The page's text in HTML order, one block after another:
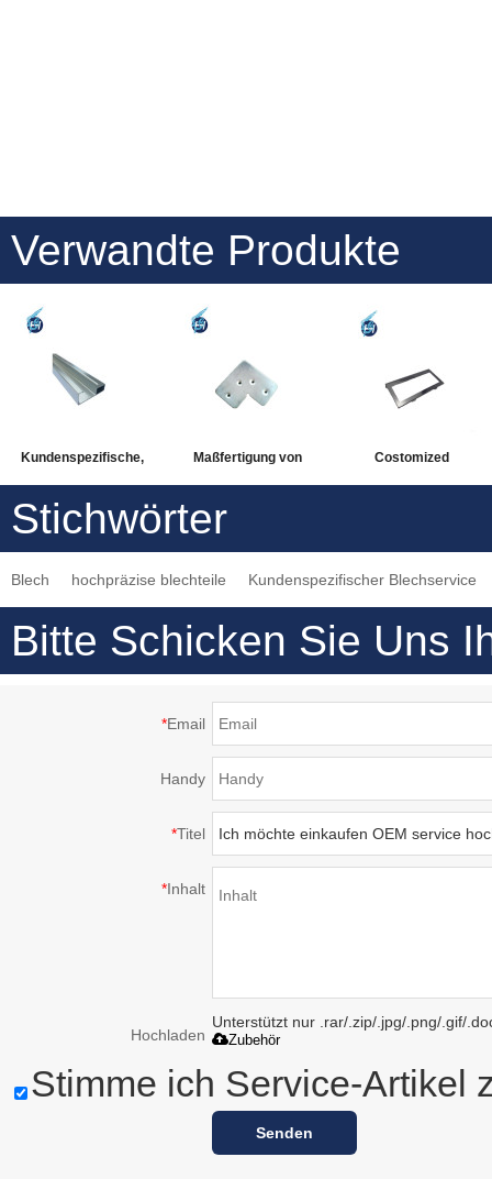
Verwandte Produkte
Kundenspezifische,
verbreitete Drehteile
zum Drehen von
Blechen
Maßfertigung von
die Blechbearbeitung
Costomized
Ausrüstungsteile
heißer Verkauf
hochwertige CNC-
Bearbeitungsteile
Stichwörter
Blech hochpräzise blechteile Kundenspezifischer Blechservice
Bitte Schicken Sie Uns
*Email
Handy
*Titel
*Inhalt
Hochladen
Unterstützt nur .rar/.zip/.jpg/.png/.gif/
Zubehör
Stimme ich Service-Artikel
Senden